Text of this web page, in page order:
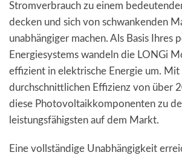
Stromverbrauch zu einem
decken und sich von schwankenden
unabhängiger machen. Als Basis Ihres
Energiesystems wandeln die LONGi
effizient in elektrische Energie um. Mit
durchschnittlichen Effizienz von über
diese Photovoltaikkomponenten zu
leistungsfähigsten auf dem Markt.
Eine vollständige Unabhängigkeit